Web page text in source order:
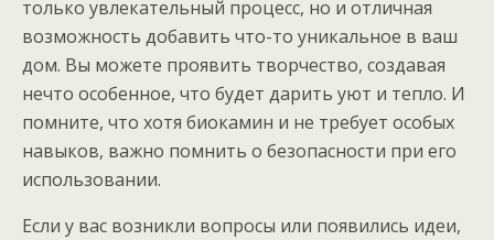
только увлекательный процесс, но и отличная
возможность добавить что-то уникальное в ваш
дом. Вы можете проявить творчество, создавая
нечто особенное, что будет дарить уют и тепло. И
помните, что хотя биокамин и не требует особых
навыков, важно помнить о безопасности при его
использовании.
Если у вас возникли вопросы или появились идеи,